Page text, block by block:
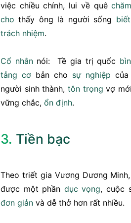
việc chiều chính, lui về quê
cho thấy ông là người sống
trách nhiệm.
Cổ nhânnói: Tề gia trị quốc
tảng cơbản cho sự nghiệp
người sinh thành, tôn trọng vợ
vững chắc, ổn định.
3. Tiền bạc
Theo triết gia Vương Dương
được một phần dục vọng, cuộc
đơn giản và dễ thở hơn rất nhiều.